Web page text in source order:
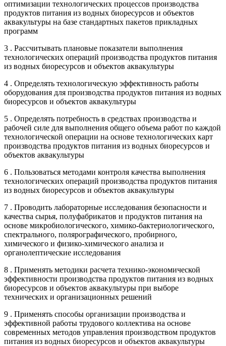
оптимизации технологических процессов производства
продуктов питания из водных биоресурсов и объектов
аквакультуры на базе стандартных пакетов прикладных
программ
3 . Рассчитывать плановые показатели выполнения
технологических операций производства продуктов питания
из водных биоресурсов и объектов аквакультуры
4 . Определять технологическую эффективность работы
оборудования для производства продуктов питания из водных
биоресурсов и объектов аквакультуры
5 . Определять потребность в средствах производства и
рабочей силе для выполнения общего объема работ по каждой
технологической операции на основе технологических карт
производства продуктов питания из водных биоресурсов и
объектов аквакультуры
6 . Пользоваться методами контроля качества выполнения
технологических операций производства продуктов питания
из водных биоресурсов и объектов аквакультуры
7 . Проводить лабораторные исследования безопасности и
качества сырья, полуфабрикатов и продуктов питания на
основе микробиологического, химико-бактериологического,
спектрального, полярографического, пробирного,
химического и физико-химического анализа и
органолептические исследования
8 . Применять методики расчета технико-экономической
эффективности производства продуктов питания из водных
биоресурсов и объектов аквакультуры при выборе
технических и организационных решений
9 . Применять способы организации производства и
эффективной работы трудового коллектива на основе
современных методов управления производством продуктов
питания из водных биоресурсов и объектов аквакультуры